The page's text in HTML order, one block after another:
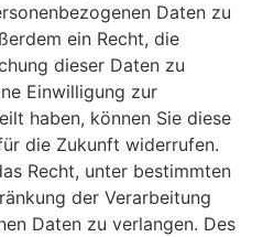
Daten zu
ein Recht, die
dieser Daten zu
Einwilligung zur
haben, können Sie diese
die Zukunft widerrufen.
Recht, unter bestimmten
der Verarbeitung
Daten zu verlangen. Des